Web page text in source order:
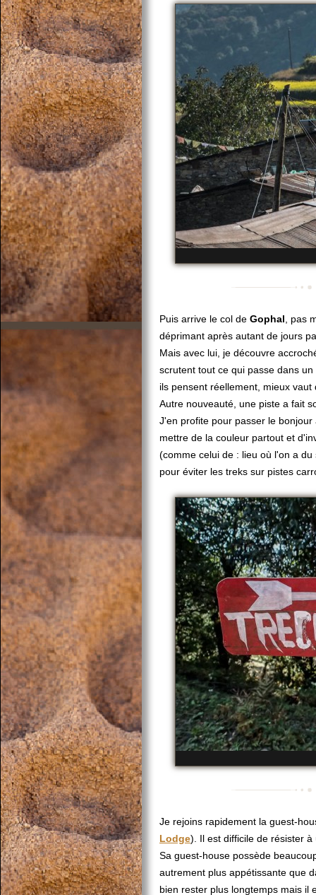
Puis arrive le col de Gophal , pas
déprimant après autant de jours
Mais avec lui, je découvre
scrutent tout ce qui passe dans
ils pensent réellement, mieux vaut
Autre nouveauté, une piste a fait
J'en profite pour passer le
mettre de la couleur partout et
(comme celui de : lieu où l'on a
pour éviter les treks sur pistes
Je rejoins rapidement la guest-
Lodge). Il est difficile de résister
Sa guest-house possède
autrement plus appétissante que
bien rester plus longtemps mais il